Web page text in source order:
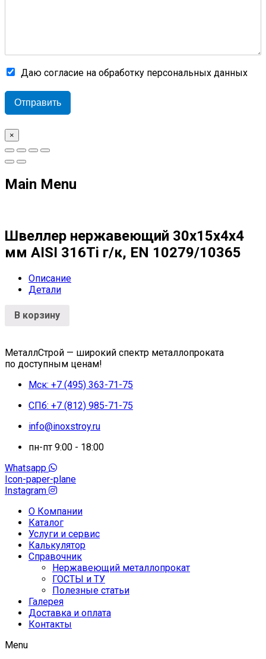
Даю согласие на обработку персональных данных
Отправить
×
Main Menu
Швеллер нержавеющий 30х15х4х4
мм AISI 316Ti г/к, EN 10279/10365
Описание
Детали
В корзину
МеталлСтрой — широкий спектр металлопроката
по доступным ценам!
Мск: +7 (495) 363-71-75
СПб: +7 (812) 985-71-75
info@inoxstroy.ru
пн-пт 9:00 - 18:00
Whatsapp
Icon-paper-plane
Instagram
О Компании
Каталог
Услуги и сервис
Калькулятор
Справочник
Нержавеющий металлопрокат
ГОСТЫ и ТУ
Полезные статьи
Галерея
Доставка и оплата
Контакты
Menu